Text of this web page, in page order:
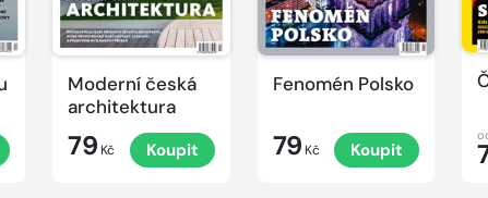
Moderní česká
architektura
79 Kč Koupit
Fenomén Polsko
79 Kč Koupit